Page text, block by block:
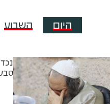
היום השבוע